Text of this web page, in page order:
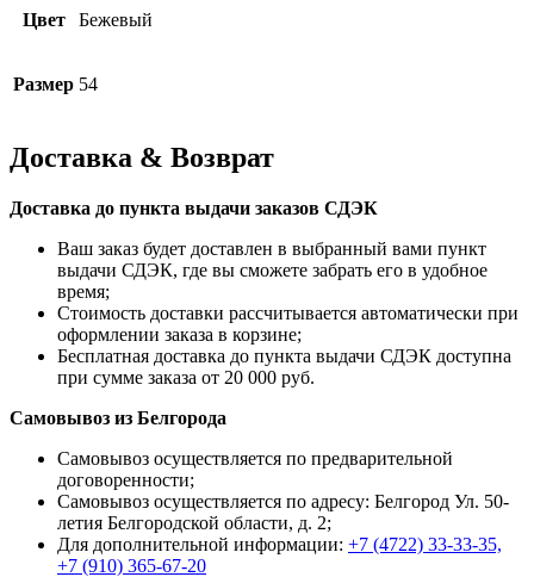
Цвет Бежевый
Размер 54
Доставка & Возврат
Доставка до пункта выдачи заказов СДЭК
Ваш заказ будет доставлен в выбранный вами пункт
выдачи СДЭК, где вы сможете забрать его в удобное
время;
Стоимость доставки рассчитывается автоматически при
оформлении заказа в корзине;
Бесплатная доставка до пункта выдачи СДЭК доступна
при сумме заказа от 20 000 руб.
Самовывоз из Белгорода
Самовывоз осуществляется по предварительной
договоренности;
Самовывоз осуществляется по адресу: Белгород Ул. 50-
летия Белгородской области, д. 2;
Для дополнительной информации: +7 (4722) 33-33-35,
+7 (910) 365-67-20